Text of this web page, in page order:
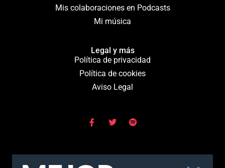
Mis colaboraciones en Podcasts
Mi música
Legal y más
Política de privacidad
Política de cookies
Aviso Legal